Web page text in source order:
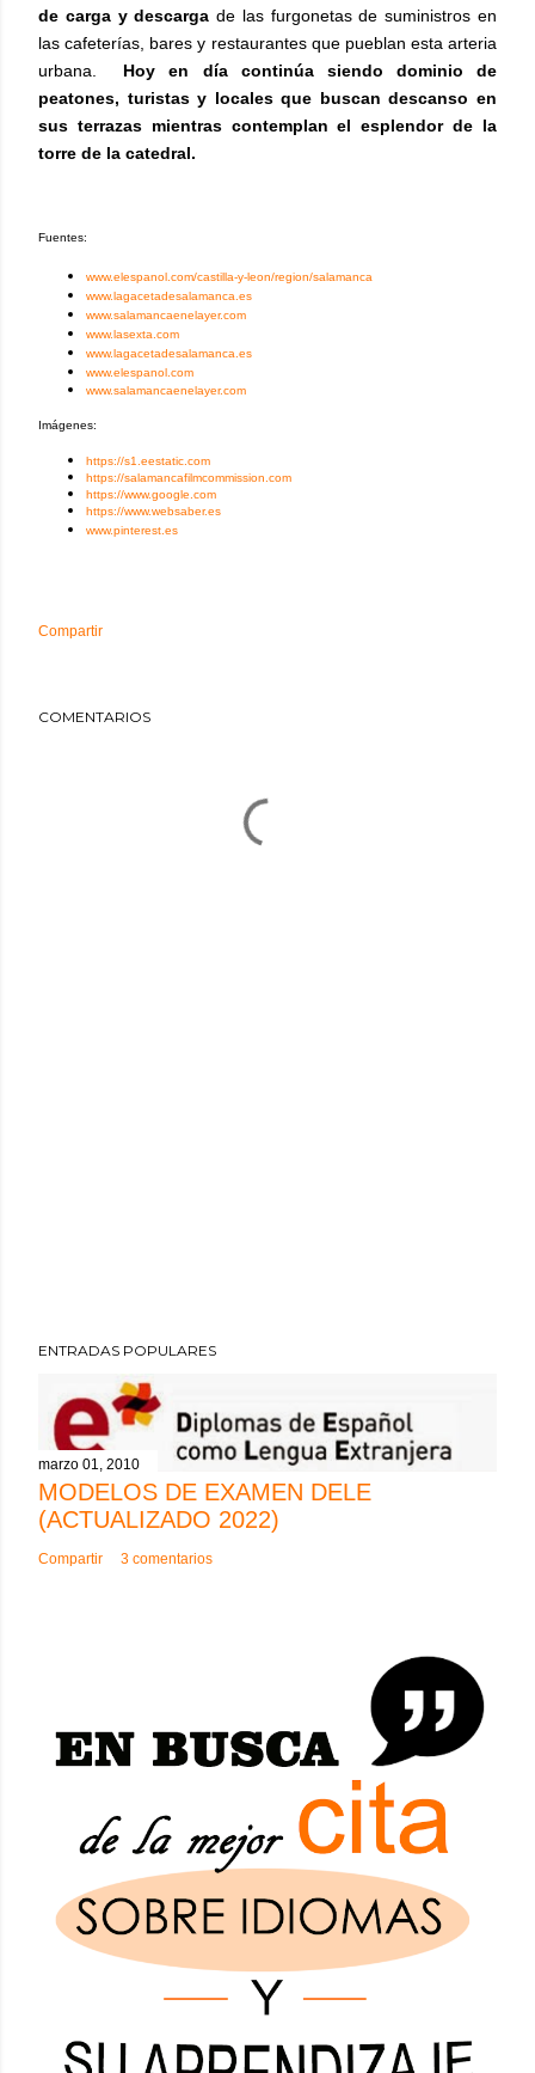
de carga y descargade las furgonetas de suministros en
las cafeterías, bares y restaurantes que pueblan esta arteria
urbana. Hoy en
día continúa siendo dominio de
peatones, turistas y locales que buscan descanso en
sus terrazas mientras contemplan el esplendor de la
torre de la catedral.
Fuentes:
www.elespanol.com/castilla-y-leon/region/salamanca
www.lagacetadesalamanca.es
www.salamancaenelayer.com
www.lasexta.com
www.lagacetadesalamanca.es
www.elespanol.com
www.salamancaenelayer.com
Imágenes:
https://s1.eestatic.com
https://salamancafilmcommission.com
https://www.google.com
https://www.websaber.es
www.pinterest.es
Compartir
COMENTARIOS
ENTRADAS POPULARES
marzo 01, 2010
MODELOS DE EXAMEN DELE
(ACTUALIZADO 2022)
Compartir 3 comentarios